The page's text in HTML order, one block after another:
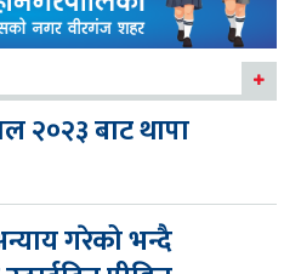
२०२३ बाट थापा
गरेको भन्दै